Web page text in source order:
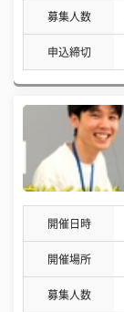
募集人数
申込締切
開催日時
開催場所
募集人数